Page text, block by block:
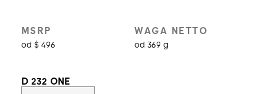
MSRP
od $ 496
WAGA NETTO
od 369 g
D 232 ONE